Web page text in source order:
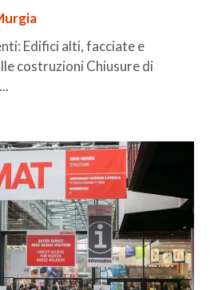
Edifici alti, facciate e
costruzioni Chiusure di